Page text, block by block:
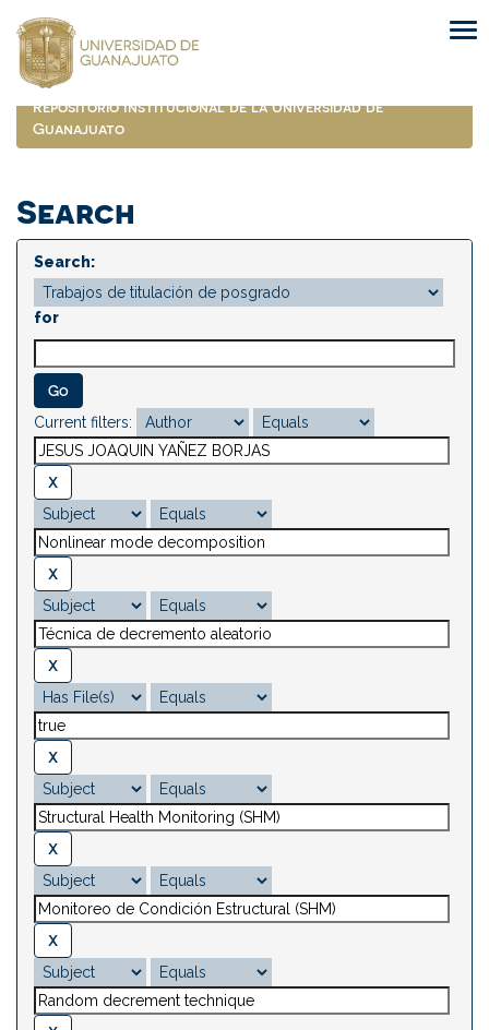
navigation
Repositorio Institucional de la Universidad de
Guanajuato
Search
Search:
for
Current filters: